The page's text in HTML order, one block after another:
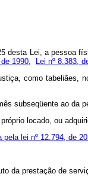
Lei, a pessoa
1990, Lei nº 8.383,
como tabeliães,
subseqüente ao da
locado, ou
pela lei nº 12.794, de
da prestação de